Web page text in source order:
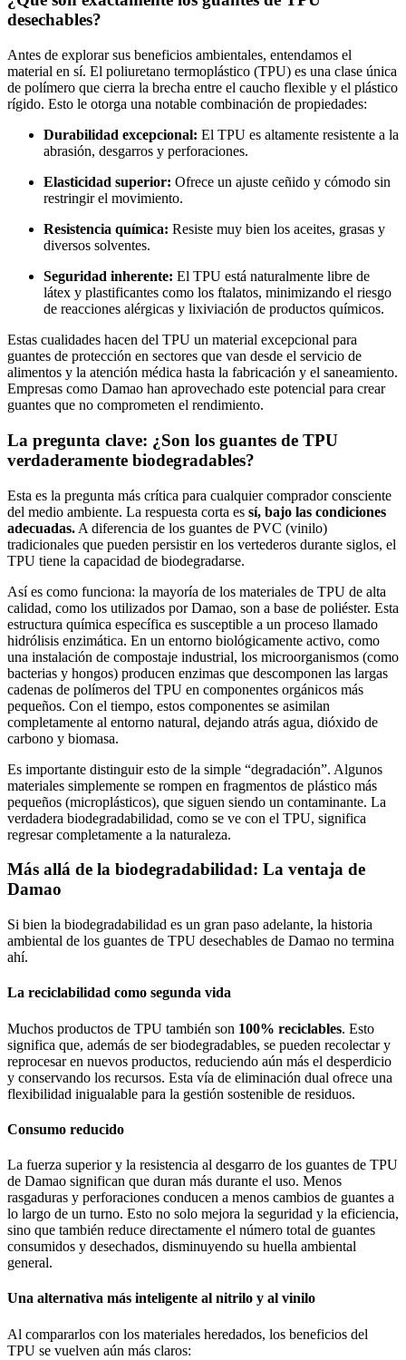
desechables?
Antes de explorar sus beneficios ambientales, entendamos el
material en sí. El poliuretano termoplástico (TPU) es una clase única
de polímero que cierra la brecha entre el caucho flexible y el plástico
rígido. Esto le otorga una notable combinación de propiedades:
Durabilidad excepcional: El TPU es altamente resistente a la
abrasión, desgarros y perforaciones.
Elasticidad superior: Ofrece un ajuste ceñido y cómodo sin
restringir el movimiento.
Resistencia química: Resiste muy bien los aceites, grasas y
diversos solventes.
Seguridad inherente: El TPU está naturalmente libre de
látex y plastificantes como los ftalatos, minimizando el riesgo
de reacciones alérgicas y lixiviación de productos químicos.
Estas cualidades hacen del TPU un material excepcional para
guantes de protección en sectores que van desde el servicio de
alimentos y la atención médica hasta la fabricación y el saneamiento.
Empresas como Damao han aprovechado este potencial para crear
guantes que no comprometen el rendimiento.
La pregunta clave: ¿Son los guantes de TPU
verdaderamente biodegradables?
Esta es la pregunta más crítica para cualquier comprador consciente
del medio ambiente. La respuesta corta es sí, bajo las condiciones
adecuadas. A diferencia de los guantes de PVC (vinilo)
tradicionales que pueden persistir en los vertederos durante siglos, el
TPU tiene la capacidad de biodegradarse.
Así es como funciona: la mayoría de los materiales de TPU de alta
calidad, como los utilizados por Damao, son a base de poliéster. Esta
estructura química específica es susceptible a un proceso llamado
hidrólisis enzimática. En un entorno biológicamente activo, como
una instalación de compostaje industrial, los microorganismos (como
bacterias y hongos) producen enzimas que descomponen las largas
cadenas de polímeros del TPU en componentes orgánicos más
pequeños. Con el tiempo, estos componentes se asimilan
completamente al entorno natural, dejando atrás agua, dióxido de
carbono y biomasa.
Es importante distinguir esto de la simple “degradación”. Algunos
materiales simplemente se rompen en fragmentos de plástico más
pequeños (microplásticos), que siguen siendo un contaminante. La
verdadera biodegradabilidad, como se ve con el TPU, significa
regresar completamente a la naturaleza.
Más allá de la biodegradabilidad: La ventaja de
Damao
Si bien la biodegradabilidad es un gran paso adelante, la historia
ambiental de los guantes de TPU desechables de Damao no termina
ahí.
La reciclabilidad como segunda vida
Muchos productos de TPU también son 100% reciclables. Esto
significa que, además de ser biodegradables, se pueden recolectar y
reprocesar en nuevos productos, reduciendo aún más el desperdicio
y conservando los recursos. Esta vía de eliminación dual ofrece una
flexibilidad inigualable para la gestión sostenible de residuos.
Consumo reducido
La fuerza superior y la resistencia al desgarro de los guantes de TPU
de Damao significan que duran más durante el uso. Menos
rasgaduras y perforaciones conducen a menos cambios de guantes a
lo largo de un turno. Esto no solo mejora la seguridad y la eficiencia,
sino que también reduce directamente el número total de guantes
consumidos y desechados, disminuyendo su huella ambiental
general.
Una alternativa más inteligente al nitrilo y al vinilo
Al compararlos con los materiales heredados, los beneficios del
TPU se vuelven aún más claros: